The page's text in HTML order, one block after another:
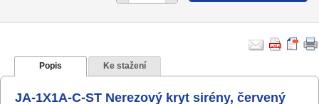
Popis Ke stažení
JA-1X1A-C-ST Nerezový kryt sirény, červený